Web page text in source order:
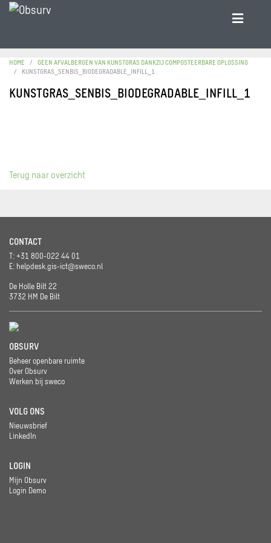
HOME
GEEN AFVALBERGEN VAN KUNSTGRAS DANKZIJ COMPOSTEERBARE OPLOSSING
KUNSTGRAS_SENBIS_BIODEGRADABLE_INFILL_1
KUNSTGRAS_SENBIS_BIODEGRADABLE_INFILL_1
Terug naar overzicht
CONTACT
T: +31 800-022 44 01
E: helpdesk.gis-ict@sweco.nl
De Holle Bilt 22
3732 HM De Bilt
OBSURV
Beheer openbare ruimte
Over Obsurv
Werken bij sweco
VOLG ONS
Nieuwsbrief
LinkedIn
LOGIN
Mijn Obsurv
Login Demo